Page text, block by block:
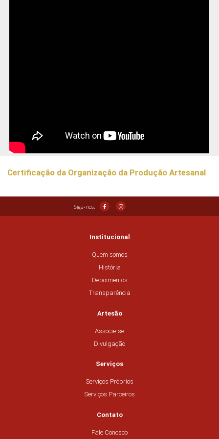
Certificação da Organização da Produção Artesanal
Siga-nos:
Institucional
Quem somos
História
Depoimentos
Transparência
Artesão
Associe-se
Divulgação
Serviços
Serviços Próprios
Serviços Parceiros
Contato
Fale Conosco